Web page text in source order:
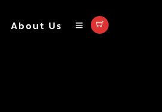
About Us